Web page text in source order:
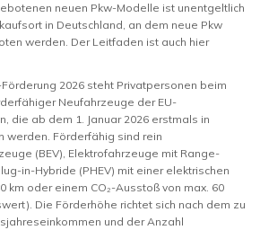
neuen Pkw-Modelle ist unentgeltlich
in Deutschland, an dem neue Pkw
werden. Der Leitfaden ist auch hier
2026 steht Privatpersonen beim
Neufahrzeuge der EU-
die ab dem 1. Januar 2026 erstmals in
werden. Förderfähig sind rein
(BEV), Elektrofahrzeuge mit Range-
in-Hybride (PHEV) mit einer elektrischen
km oder einem CO₂-Ausstoß von max. 60
Die Förderhöhe richtet sich nach dem zu
und der Anzahl